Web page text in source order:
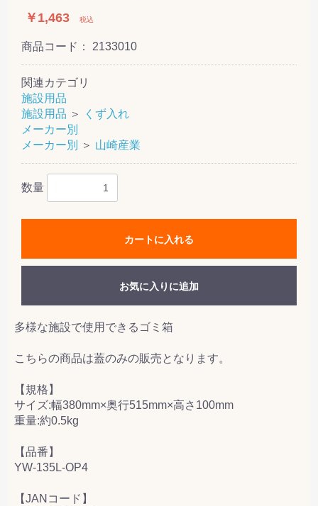
￥1,463 税込
商品コード： 2133010
関連カテゴリ
施設用品
施設用品 ＞
くず入れ
メーカー別
メーカー別
＞ 山崎産業
数量
カートに入れる
お気に入りに追加
多様な施設で使用できるゴミ箱
こちらの商品は蓋のみの販売となります。
【規格】
サイズ:幅380mm×奥行515mm×高さ100mm
重量:約0.5kg
【品番】
YW-135L-OP4
【JANコード】